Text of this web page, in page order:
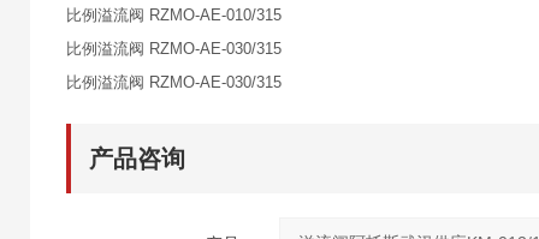
比例溢流阀 RZMO-AE-010/315
比例溢流阀 RZMO-AE-030/315
比例溢流阀 RZMO-AE-030/315
产品咨询